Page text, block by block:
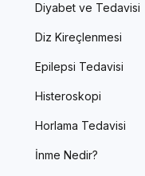
Diyabet ve Tedavisi
Diz Kireçlenmesi
Epilepsi Tedavisi
Histeroskopi
Horlama Tedavisi
İnme Nedir?